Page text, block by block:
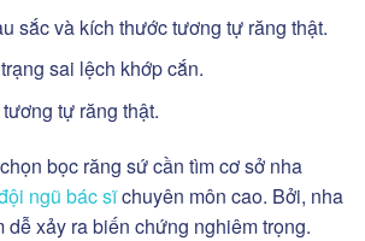
sắc và kích thước tương tự răng thật.
sai lệch khớp cắn.
tự răng thật.
bọc răng sứ cần tìm cơ sở nha
ngũ bác sĩchuyên môn cao. Bởi, nha
dễ xảy ra biến chứng nghiêm trọng.